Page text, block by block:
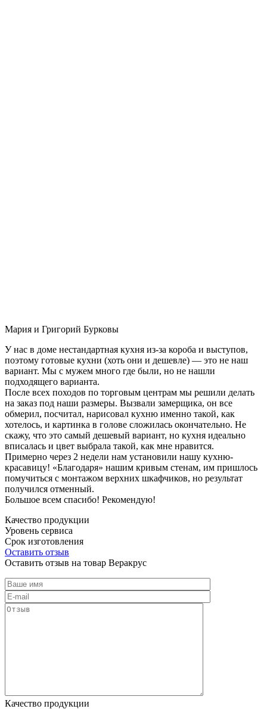
Мария и Григорий Бурковы
У нас в доме нестандартная кухня из-за короба и выступов,
поэтому готовые кухни (хоть они и дешевле) — это не наш
вариант. Мы с мужем много где были, но не нашли
подходящего варианта.
После всех походов по торговым центрам мы решили делать
на заказ под наши размеры. Вызвали замерщика, он все
обмерил, посчитал, нарисовал кухню именно такой, как
хотелось, и картинка в голове сложилась окончательно. Не
скажу, что это самый дешевый вариант, но кухня идеально
вписалась и цвет выбрала такой, как мне нравится.
Примерно через 2 недели нам установили нашу кухню-
красавицу! «Благодаря» нашим кривым стенам, им пришлось
помучиться с монтажом верхних шкафчиков, но результат
получился отменный.
Большое всем спасибо! Рекомендую!
Качество продукции
Уровень сервиса
Срок изготовления
Оставить отзыв
Оставить отзыв на товар Веракрус
Качество продукции